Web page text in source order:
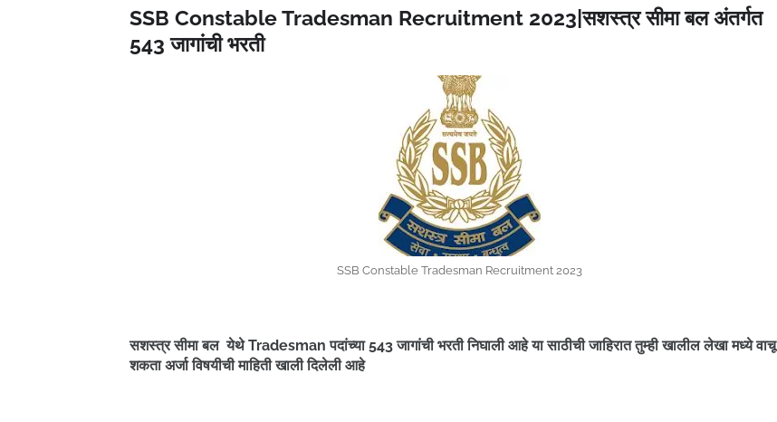
SSB Constable Tradesman Recruitment 2023|सशस्त्र सीमा बल अंतर्गत
543 जागांची भरती
SSB Constable Tradesman Recruitment 2023
सशस्त्र सीमा बल येथे Tradesman पदांच्या 543 जागांची भरती निघाली आहेया साठीची जाहिरात तुम्ही खालील लेखा मध्ये वाचू
शकता अर्जा विषयीची माहिती खाली दिलेली आहे